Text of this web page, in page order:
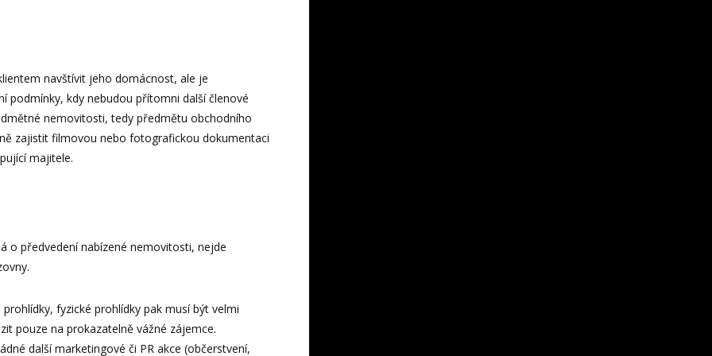
navštívit jeho domácnost, ale je
podmínky, kdy nebudou přítomni další členové
nemovitosti, tedy předmětu obchodního
zajistit filmovou nebo fotografickou dokumentaci
majitele.
o předvedení nabízené nemovitosti, nejde
fyzické prohlídky pak musí být velmi
pouze na prokazatelně vážné zájemce.
další marketingové či PR akce (občerstvení,